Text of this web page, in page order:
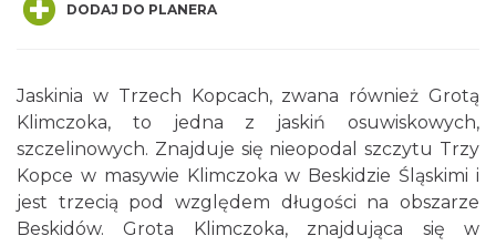
DODAJ DO PLANERA
Jaskinia w Trzech Kopcach, zwana również Grotą
Klimczoka, to jedna z jaskiń osuwiskowych,
szczelinowych. Znajduje się nieopodal szczytu Trzy
Kopce w masywie Klimczoka w Beskidzie Śląskimi i
jest trzecią pod względem długości na obszarze
Beskidów. Grota Klimczoka, znajdująca się w